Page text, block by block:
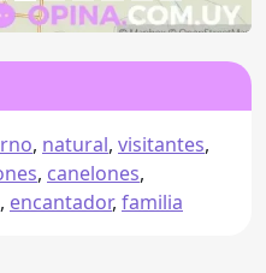
, natural, visitantes,
, canelones,
, encantador, familia